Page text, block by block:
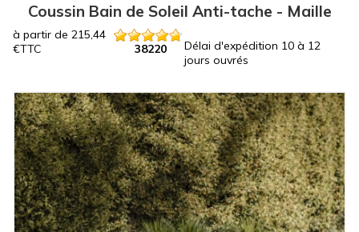
Coussin Bain de Soleil Anti-tache - Maille
à partir de 215,44
€TTC 38220 Délai d'expédition 10 à 12
jours ouvrés